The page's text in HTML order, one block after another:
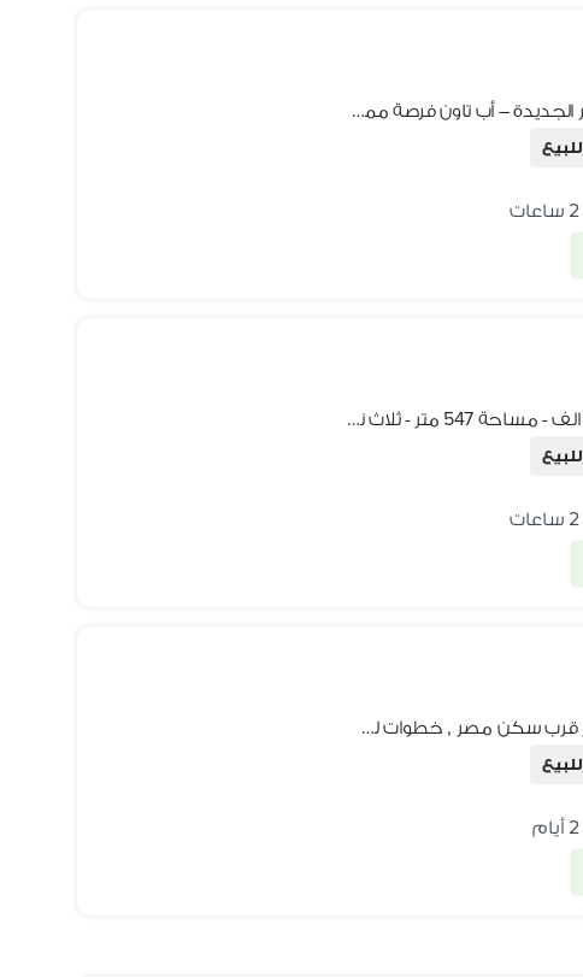
قطعة أرض مميزة للبيع في أكتوبر الجديدة – أب تاون فرصة مميزة لامتلاك قطعة أرض بمساحة كبيرة في موقع راقٍ ومناسب للسكن والاستثمار - خطوات للمونوريل
للبيع
أرض ولااروع للبيع - فقط أوفر 750 الف - مساحة 547 متر - ثلاث نواصى على جاردن ومعها جاردن حق انتفاع وخطوات من رئيسي المطار - مسلسل 6 - بيت وطن
للبيع
ارض اسكان متميز للبيع في اكتوبر قرب سكن مصر , خطوات لطريق الواحات
للبيع